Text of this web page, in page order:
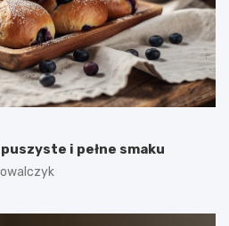
i pełne smaku